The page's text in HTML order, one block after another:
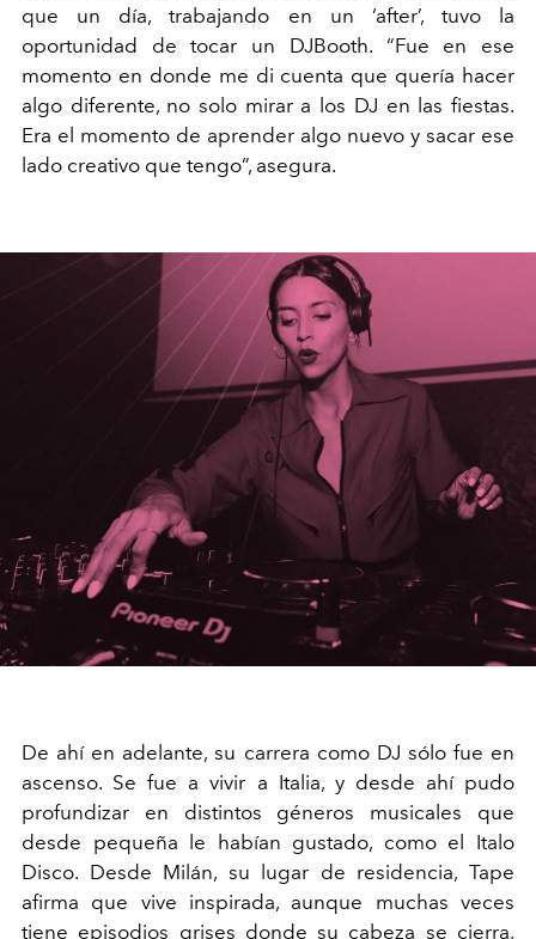
que un día, trabajando en un ‘after’, tuvo la
oportunidad de tocar un DJBooth. “Fue en ese
momento en donde me di cuenta que quería hacer
algo diferente, no solo mirar a los DJ en las fiestas.
Era el momento de aprender algo nuevo y sacar ese
lado creativo que tengo”, asegura.
De ahí en adelante, su carrera como DJ sólo fue en
ascenso. Se fue a vivir a Italia, y desde ahí pudo
profundizar en distintos géneros musicales que
desde pequeña le habían gustado, como el Italo
Disco. Desde Milán, su lugar de residencia, Tape
afirma que vive inspirada, aunque muchas veces
tiene episodios grises donde su cabeza se cierra,